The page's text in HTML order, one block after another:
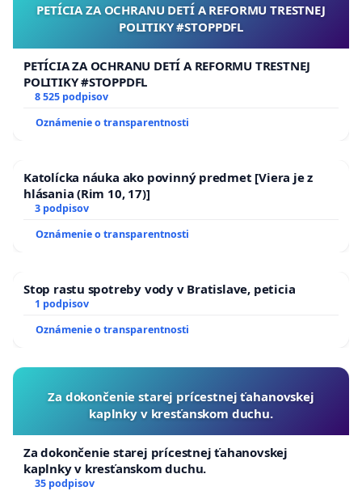
PETÍCIA ZA OCHRANU DETÍ A REFORMU TRESTNEJ
POLITIKY #STOPPDFL
PETÍCIA ZA OCHRANU DETÍ A REFORMU TRESTNEJ
POLITIKY #STOPPDFL
8 525 podpisov
Oznámenie o transparentnosti
Katolícka náuka ako povinný predmet [Viera je z
hlásania (Rim 10, 17)]
3 podpisov
Oznámenie o transparentnosti
Stop rastu spotreby vody v Bratislave, peticia
1 podpisov
Oznámenie o transparentnosti
Za dokončenie starej prícestnej ťahanovskej
kaplnky v kresťanskom duchu.
Za dokončenie starej prícestnej ťahanovskej
kaplnky v kresťanskom duchu.
35 podpisov